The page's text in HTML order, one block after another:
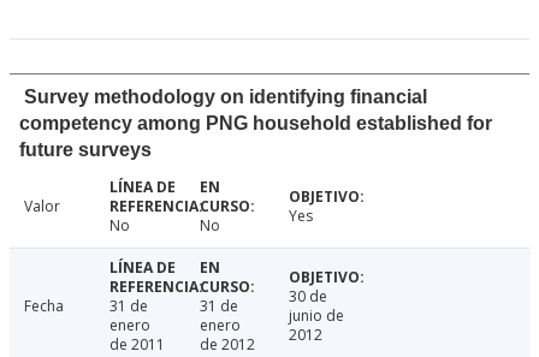
Survey methodology on identifying financial
competency among PNG household established for
future surveys
Valor
No
No Yes
Fecha
31 de
enero
de 2011
31 de
enero
de 2012
30 de
junio de
2012